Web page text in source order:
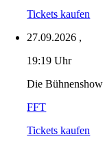
Tickets kaufen
27.09.2026 ,
19:19 Uhr
Die Bühnenshow
FFT
Tickets kaufen